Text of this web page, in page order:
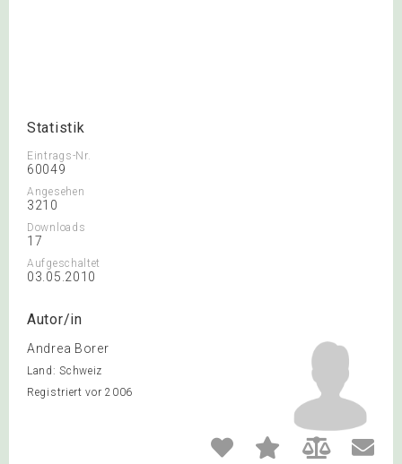
Statistik
Eintrags-Nr.
60049
Angesehen
3210
Downloads
17
Aufgeschaltet
03.05.2010
Autor/in
Andrea Borer
Land: Schweiz
Registriert vor 2006